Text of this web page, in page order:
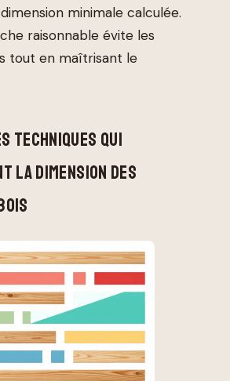
minimale calculée.
raisonnable évite les
tout en maîtrisant le
TECHNIQUES QUI
LA DIMENSION DES